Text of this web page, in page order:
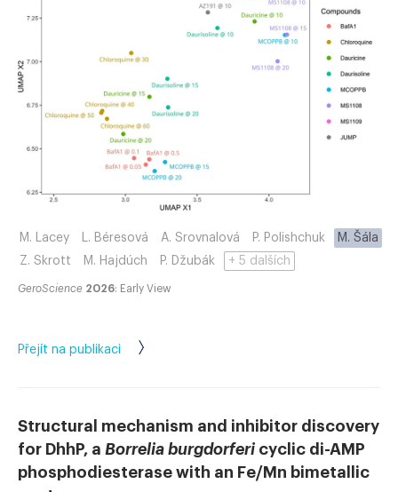
M. Lacey L. Béresová A. Srovnalová P. Polishchuk
M. Šála
Z. Skrott
M. Hajdúch P. Džubák + 5 dalších
GeroScience 2026: Early View
Přejít na publikaci
Structural mechanism and inhibitor discovery
for DhhP, a Borrelia burgdorferi cyclic di-AMP
phosphodiesterase with an Fe/Mn bimetallic